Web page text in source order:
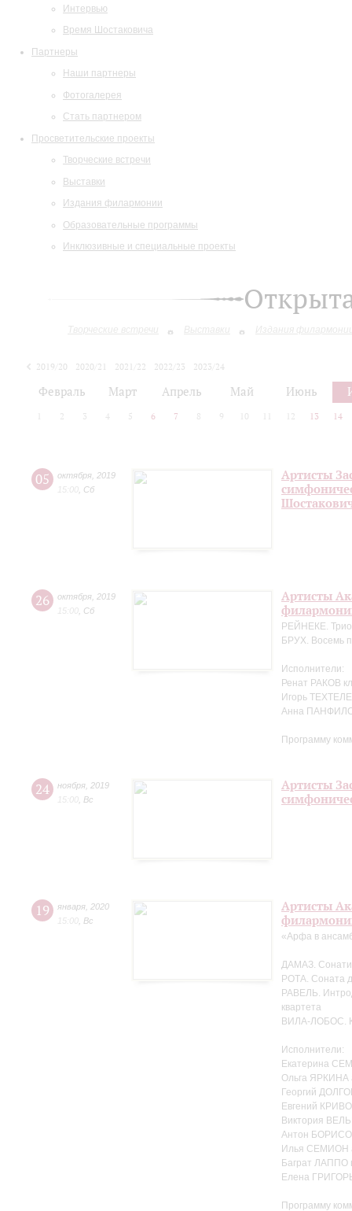
Интервью
Время Шостаковича
Партнеры
Наши партнеры
Фотогалерея
Стать партнером
Просветительские проекты
Творческие встречи
Выставки
Издания филармонии
Образовательные программы
Инклюзивные и специальные проекты
Творческие встречи Выставки Издания
2019/20 2020/21 2021/22 2022/23
2023/24
Февраль Март Апрель Май Июнь
2 3 4 5 6 7 8 9 10 12 13 14
05 октября 2019
15:00 Сб
Артисты
26 октября 2019
15:00 Сб
Артисты
РЕЙНЕКЕ. Трио
БРУХ. Восемь
Исполнители:
Ренат РАКОВ
Игорь
Анна
Программу
24 ноября 2019
15:00 Вс
Артисты
19 января 2020
15:00 Вс
Артисты
«Арфа в
ДАМАЗ.
РОТА. Соната
РАВЕЛЬ.
квартета
ВИЛА-ЛОБОС.
Исполнители:
Екатерина
Ольга ЯРКИНА
Георгий
Евгений
Виктория
Антон
Илья СЕМИОН
Баграт ЛАППО
Елена
Программу